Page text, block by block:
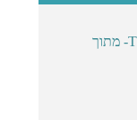
The CDC Pink Book- 13th Edition- מתוך